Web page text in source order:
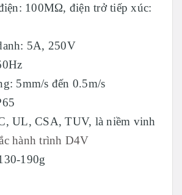
100MΩ, điện trở tiếp xúc:
5A, 250V
5mm/s đến 0.5m/s
UL, CSA, TUV, là niềm vinh
hành trình D4V
190g